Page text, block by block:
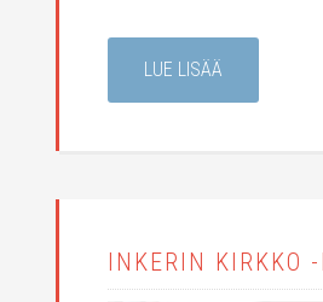
LUE LISÄÄ
INKERIN KIRKKO